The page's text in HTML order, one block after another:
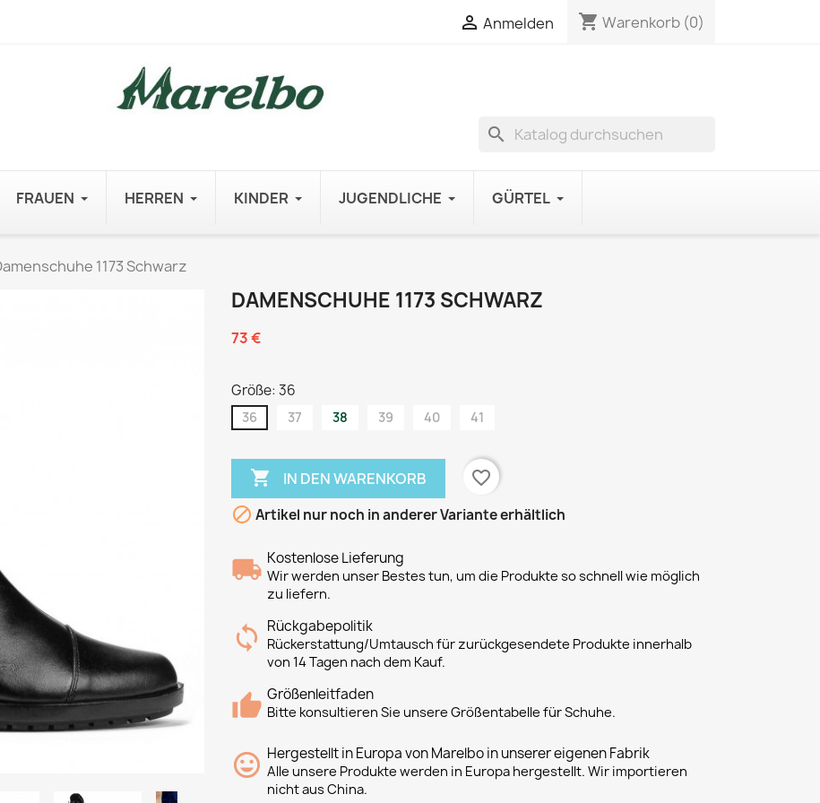
 Anmelden shopping_cart Warenkorb (0)
search
FRAUEN HERREN KINDER JUGENDLICHE GÜRTEL
1173 Schwarz
DAMENSCHUHE 1173 SCHWARZ
73 €
Größe: 36
36 37 38 39 40 41
 IN DEN WARENKORB
favorite_border
 Artikel nur noch in anderer Variante erhältlich
Kostenlose Lieferung
Wir werden unser Bestes tun, um die Produkte so schnell wie möglich
zu liefern.
Rückgabepolitik
Rückerstattung/Umtausch für zurückgesendete Produkte innerhalb
von 14 Tagen nach dem Kauf.
Größenleitfaden
Bitte konsultieren Sie unsere Größentabelle für Schuhe.
Hergestellt in Europa von Marelbo in unserer eigenen Fabrik
Alle unsere Produkte werden in Europa hergestellt. Wir importieren
nicht aus China.